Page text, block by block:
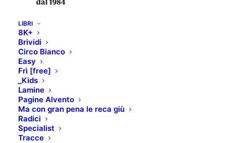
LIBRI
8K+
Brividi
Circo Bianco
Easy
Frì [free]
_Kids
Lamine
Pagine Alvento
Ma con gran pena le reca giù
Radici
Specialist
Tracce
Home